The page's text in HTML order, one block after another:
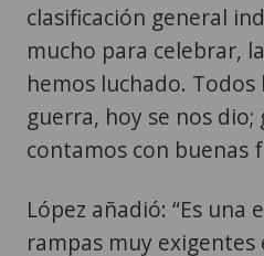
clasificación general
mucho para celebrar,
hemos luchado. Todos
guerra, hoy se nos dio;
contamos con buenas
López añadió: “Es una
rampas muy